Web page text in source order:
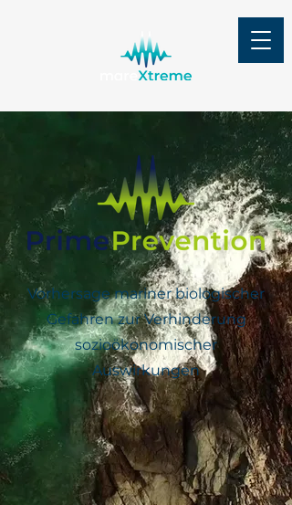
Vorhersage mariner biologischer
Gefahren zur Verhinderung
sozioökonomischer
Auswirkungen